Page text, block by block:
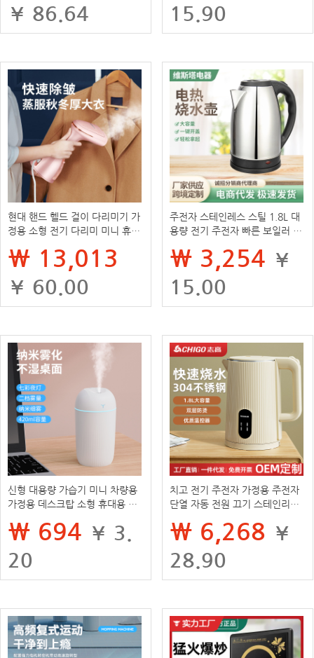
¥ 86.64
15.90
현대 핸드 헬드 걸이 다리미기 가
정용 소형 전기 다리미 미니 휴대
₩ 13,013
¥ 60.00
주전자 스테인레스 스틸 1.8L 대
용량 전기 주전자 빠른 보일러 가
₩ 3,254 ¥
15.00
신형 대용량 가습기 미니 차량용
가정용 데스크탑 소형 휴대용 수
₩ 694 ¥ 3.
20
치고 전기 주전자 가정용 주전자
단열 자동 전원 끄기 스테인리스
₩ 6,268 ¥
28.90